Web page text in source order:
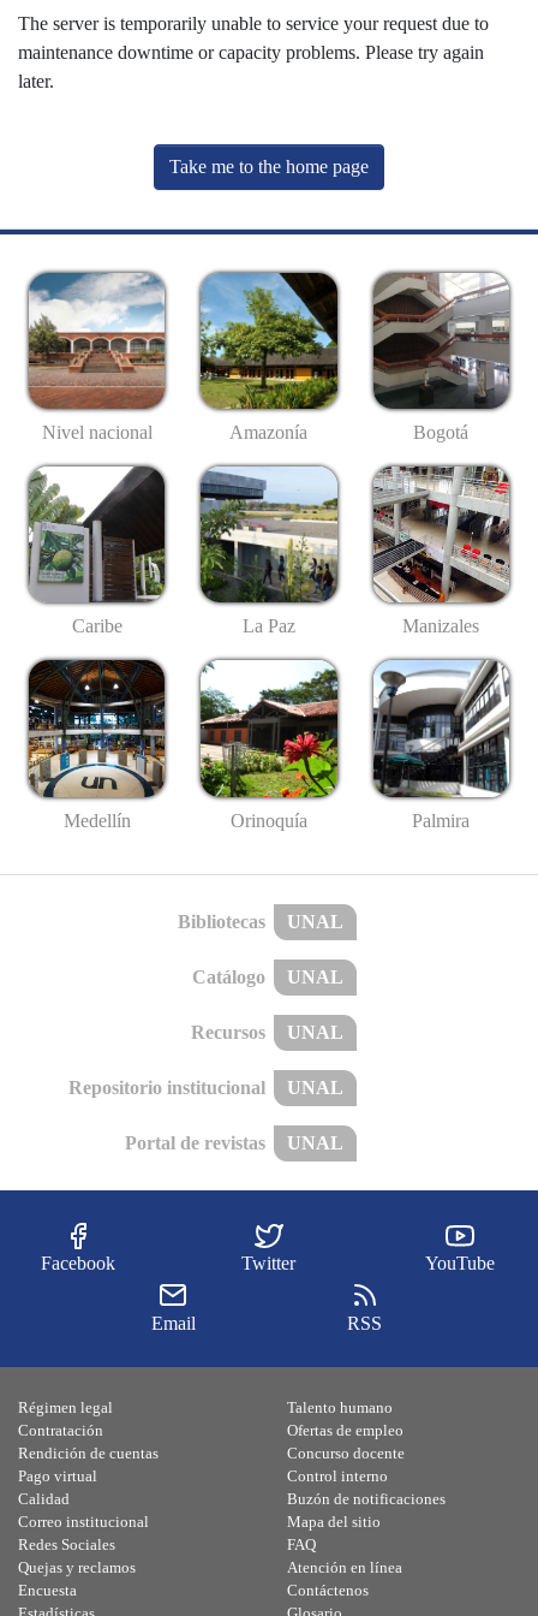
The server is temporarily unable to service your request due to
maintenance downtime or capacity problems. Please try again
later.
Take me to the home page
Nivel nacional Amazonía Bogotá
Caribe La Paz Manizales
Medellín Orinoquía Palmira
Bibliotecas UNAL
Catálogo UNAL
Recursos UNAL
Repositorio institucional UNAL
Portal de revistas UNAL
Facebook Twitter YouTube
Email RSS
Régimen legal
Contratación
Rendición de cuentas
Pago virtual
Calidad
Talento humano
Ofertas de empleo
Concurso docente
Control interno
Buzón de notificaciones
Correo institucional
Redes Sociales
Quejas y reclamos
Encuesta
Mapa del sitio
FAQ
Atención en línea
Contáctenos